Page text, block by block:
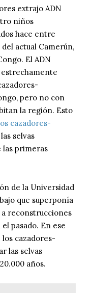
extrajo ADN
niños
hace entre
actual Camerún,
El ADN
pero no con
la región. Esto
cazadores-
selvas
las primeras
de la Universidad
que superponía
reconstrucciones
pasado. En ese
cazadores-
las selvas
años.